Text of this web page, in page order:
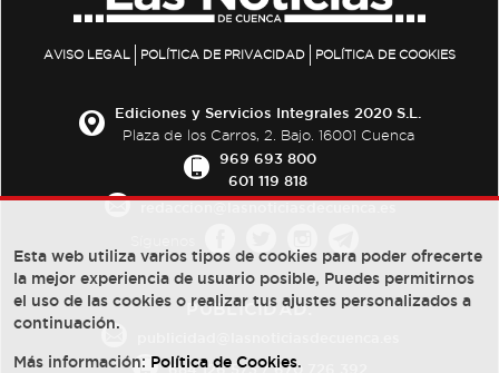
AVISO LEGAL POLÍTICA DE PRIVACIDAD POLÍTICA DE COOKIES
Ediciones y Servicios Integrales 2020 S.L.
Plaza de los Carros, 2. Bajo. 16001 Cuenca
969 693 800
601 119 818
PUBLICIDAD:
684 126 573/670 726 392
Esta web utiliza varios tipos de cookies para poder ofrecerte
la mejor experiencia de usuario posible, Puedes permitirnos
el uso de las cookies o realizar tus ajustes personalizados a
continuación.
Más información: Política de Cookies.